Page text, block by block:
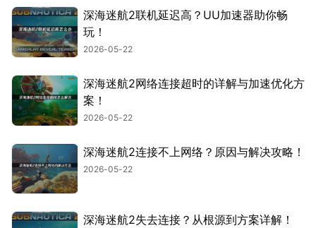
深海迷航2联机延迟高？UU加速器助你畅
玩！
2026-05-22
深海迷航2网络连接超时的详解与加速优化方
案！
2026-05-22
深海迷航2连接不上网络？原因与解决攻略！
2026-05-22
深海迷航2失去连接？从根源到方案详解！